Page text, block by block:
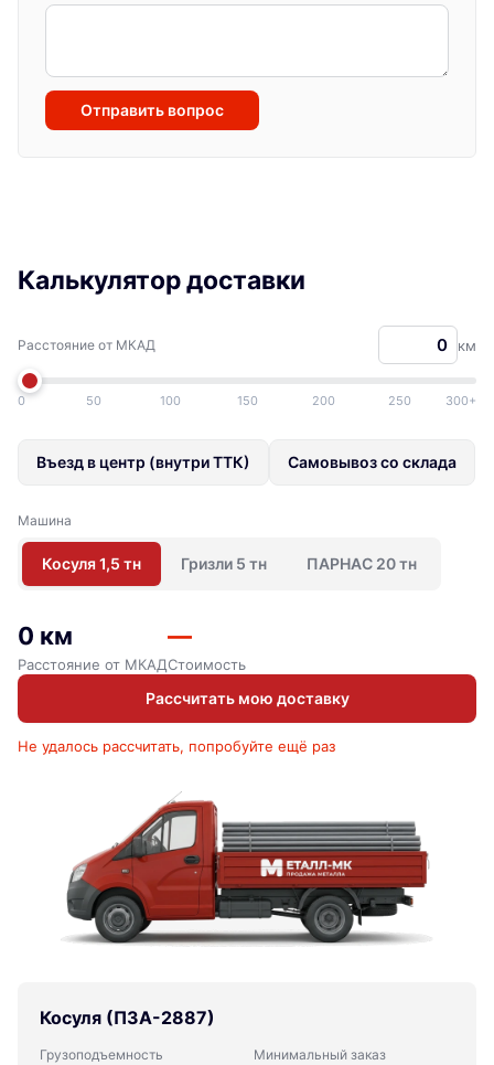
Отправить вопрос
Калькулятор доставки
Расстояние от МКАД км
0 50 100 150 200 250 300+
Въезд в центр (внутри ТТК) Самовывоз со склада
Машина
Косуля 1,5 тн Гризли 5 тн ПАРНАС 20 тн
0 км
Расстояние от МКАД
—
Стоимость
Рассчитать мою доставку
Не удалось рассчитать, попробуйте ещё раз
Косуля (ПЗА-2887)
Грузоподъемность Минимальный заказ